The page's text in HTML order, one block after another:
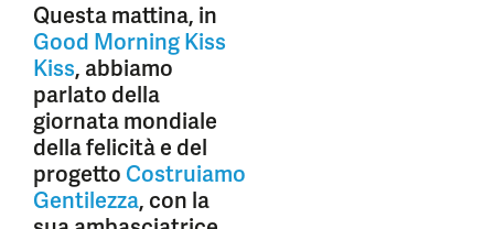
Questa mattina, in
Good Morning Kiss
Kiss, abbiamo
parlato della
giornata mondiale
della felicità e del
progetto Costruiamo
Gentilezza, con la